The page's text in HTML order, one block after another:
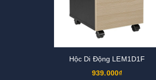
Hộc Di Động LEM1D1F
939.000₫